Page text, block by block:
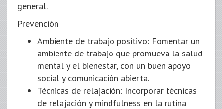
general.
Prevención
Ambiente de trabajo positivo: Fomentar un
ambiente de trabajo que promueva la salud
mental y el bienestar, con un buen apoyo
social y comunicación abierta.
Técnicas de relajación: Incorporar técnicas
de relajación y mindfulness en la rutina